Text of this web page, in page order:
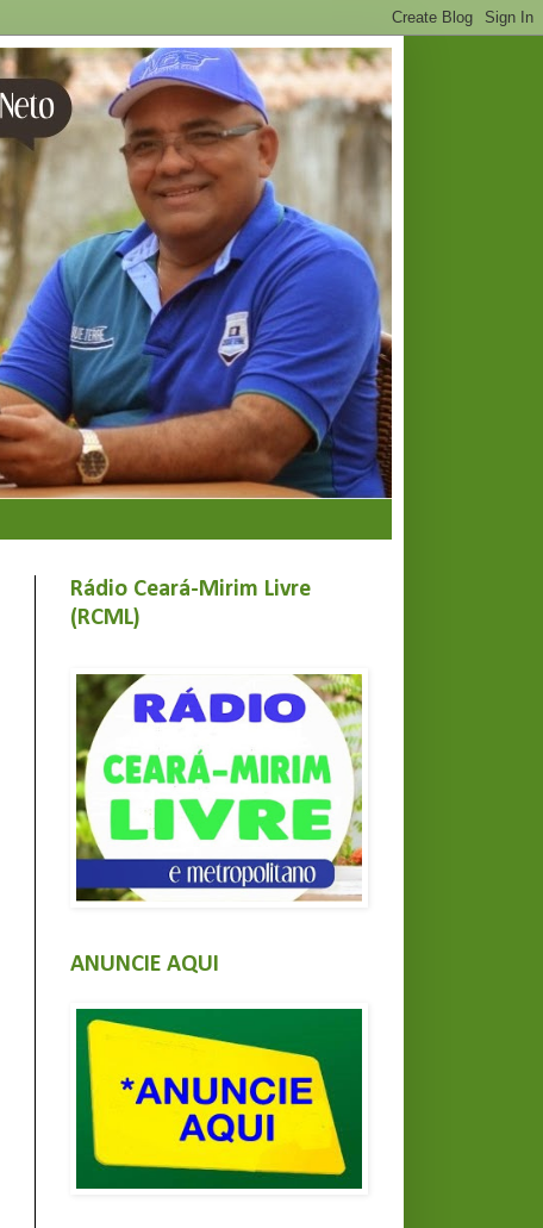
Rádio Ceará-Mirim Livre
(RCML)
ANUNCIE AQUI